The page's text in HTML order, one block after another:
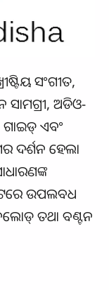
ସଂଗୀତ,
ଅଡିଓ-
ଏବଂ
ଦର୍ଶନ ହେଲା
ଉପଲବଧ
ତଥା ବଣ୍ଟନ